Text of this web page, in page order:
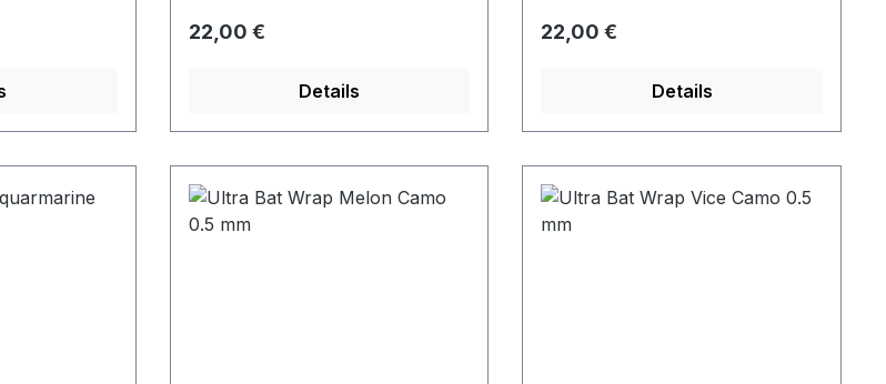
Regulärer Preis:
22,00 €
Details
Regulärer Preis:
22,00 €
Details